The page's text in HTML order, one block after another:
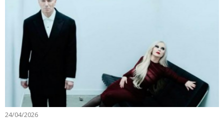
24/04/2026